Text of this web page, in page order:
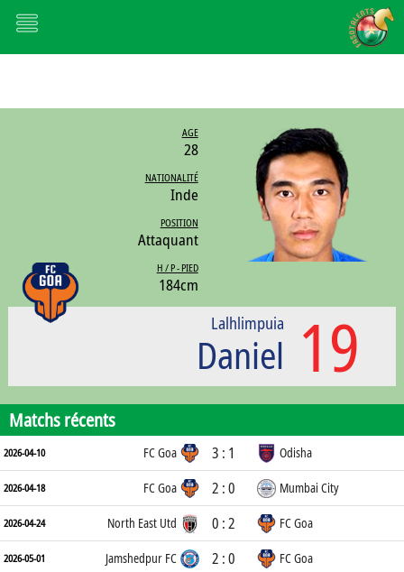
AGE
28
NATIONALITÉ
Inde
POSITION
Attaquant
H / P - PIED
184cm
19
Lalhlimpuia
Daniel
Matchs récents
2026-04-10 FC Goa 3 : 1 Odisha
2026-04-18 FC Goa 2 : 0 Mumbai City
2026-04-24 North East Utd 0 : 2 FC Goa
2026-05-01 Jamshedpur FC 2 : 0 FC Goa